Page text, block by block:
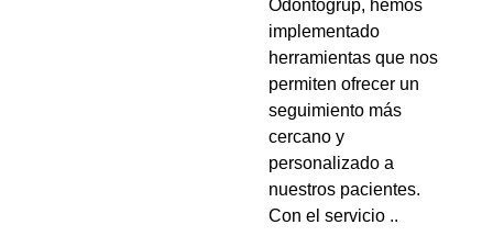
Odontogrup, hemos
implementado
herramientas que nos
permiten ofrecer un
seguimiento más
cercano y
personalizado a
nuestros pacientes.
Con el servicio ..